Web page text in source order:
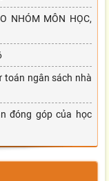
NHÓM MÔN HỌC,
toán ngân sách nhà
đóng góp của học